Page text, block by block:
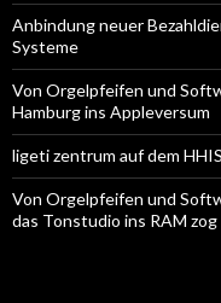
Anbindung neuer
Systeme
Von Orgelpfeifen und
Hamburg ins Appleversum
ligeti zentrum auf dem
Von Orgelpfeifen und
das Tonstudio ins RAM zog